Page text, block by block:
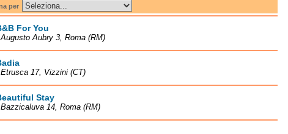
per
For You
Aubry 3, Roma (RM)
17, Vizzini (CT)
Stay
14, Roma (RM)